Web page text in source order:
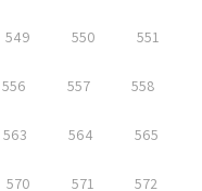
549 550 551
556 557 558
563 564 565
570 571 572